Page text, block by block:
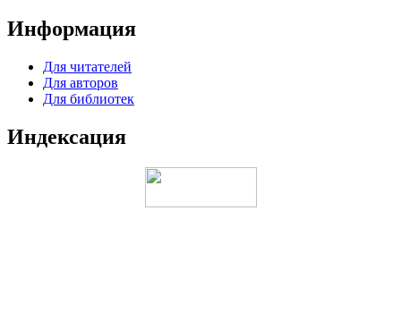
Информация
Для читателей
Для авторов
Для библиотек
Индексация